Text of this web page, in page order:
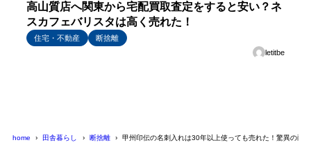
高山質店へ関東から宅配買取査定をすると安い？ネ
スカフェバリスタは高く売れた！
住宅・不動産
断捨離
letitbe
home 田舎暮らし 断捨離 甲州印伝の名刺入れは30年以上使っても売れた！驚異の耐